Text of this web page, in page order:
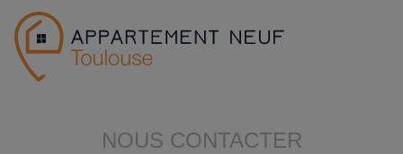
NOUS CONTACTER